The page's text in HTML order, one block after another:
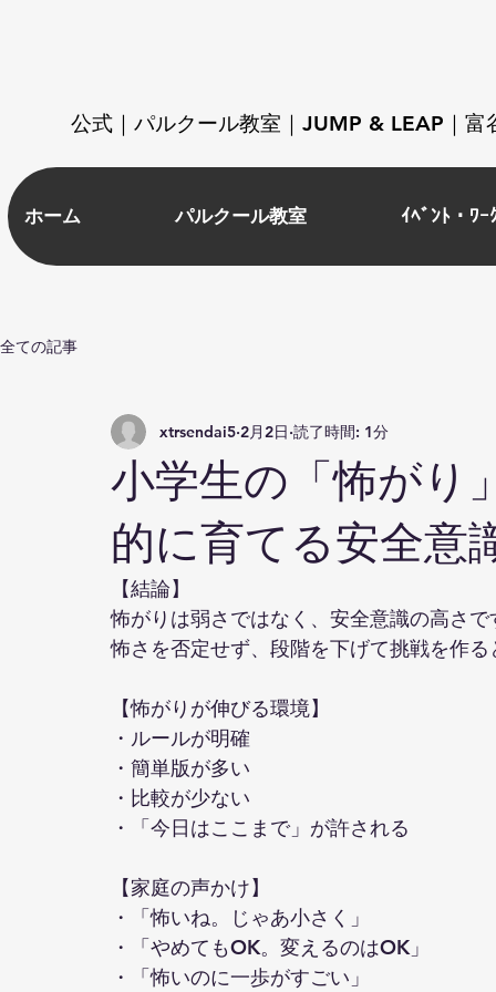
公式｜パルクール教室｜JUMP & LEAP｜
ホーム パルクール教室 ｲﾍﾞﾝﾄ・ﾜｰ
全ての記事
小学生の「怖がり
的に育てる安全意
xtrsendai5 2月2日 読了時間: 1分
【結論】
怖がりは弱さではなく、安全意識の高さで
怖さを否定せず、段階を下げて挑戦を作
【怖がりが伸びる環境】
・ルールが明確
・簡単版が多い
・比較が少ない
・「今日はここまで」が許される
【家庭の声かけ】
・「怖いね。じゃあ小さく」
・「やめてもOK。変えるのはOK」
・「怖いのに一歩がすごい」